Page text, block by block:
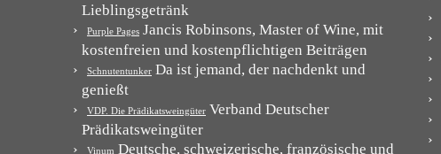
Lieblingsgetränk
Purple Pages Jancis Robinsons, Master of Wine, mit
kostenfreien und kostenpflichtigen Beiträgen
Schnutentunker Da ist jemand, der nachdenkt und
genießt
VDP. Die Prädikatsweingüter Verband Deutscher
Prädikatsweingüter
Vinum Deutsche, schweizerische, französische und